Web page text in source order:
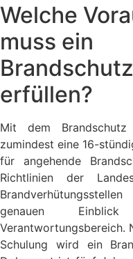
Welche
muss ein
erfüllen?
Mit dem Brandschutz
zumindest eine 16-
für angehende
Richtlinien der
genauen
Verantwortungsbereich.
Schulung wird ein